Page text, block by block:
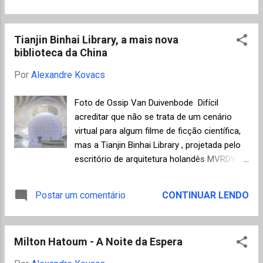
bem explorada pela autora em seu livro de
estreia, “Uma tarde ...
Romance do Ano – Autor Estreante com até
Livro de Romance do Ano – Autor Estreante
com mais de 40 anos . Todos os livros
foram publicados pela primeira vez em 2016.
biográfico disponibilizado pela organização e
sinopse dos livros. Maria Valéria Rezende ,
Melhor Livro de Romance do Ano - "Outros
cantos" (Editora Alfaguara) Nasceu em
1942, em Santos, onde morou até os 18
Agostinho. Sempre se dedicou à educação
rural. Desde 1986, mora em João Pessoa.
Es...
Tianjin Binhai Library, a mais nova
biblioteca da China
Por Alexandre Kovacs
Foto de Ossip Van Duivenbode Difícil
acreditar que não se trata de um cenário
virtual para algum filme de ficção científica,
mas a Tianjin Binhai Library , projetada pelo
escritório de arquitetura holandês MVRDV e
inaugurada na China. A biblioteca é parte de
um projeto maior que criará um distrito
exemplo de como investir o dinheiro público
Postar um comentário CONTINUAR LENDO
Milton Hatoum - A Noite da Espera